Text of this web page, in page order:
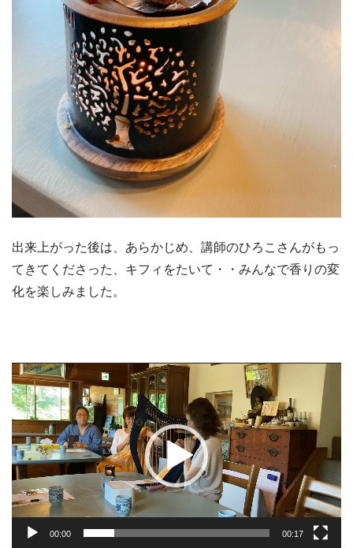
出来上がった後は、あらかじめ、講師のひろこさんがもっ
てきてくださった、キフィをたいて・・みんなで香りの変
化を楽しみました。
動
画
プ
レ
ー
ヤ
ー
00:00 00:17